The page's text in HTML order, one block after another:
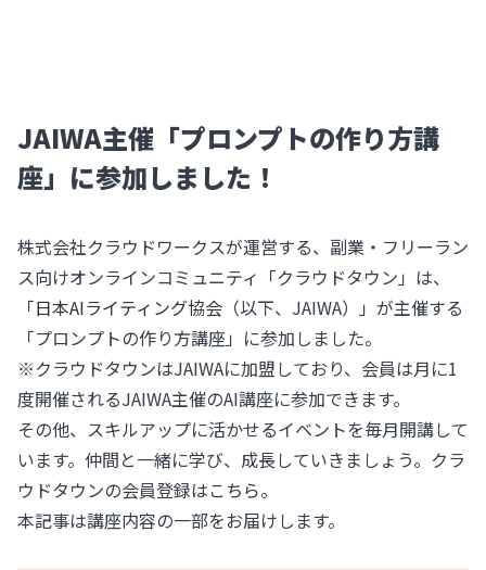
JAIWA主催「プロンプトの作り方講
座」に参加しました！
株式会社クラウドワークスが運営する、副業・フリーラン
ス向けオンラインコミュニティ「クラウドタウン」は、
「日本AIライティング協会 （以下、JAIWA）」が主催する
「プロンプトの作り方講座」に参加しました。
※クラウドタウンはJAIWAに加盟しており、会員は月に1
度開催されるJAIWA主催のAI講座に参加できます。
その他、スキルアップに活かせるイベントを毎月開講して
います。仲間と一緒に学び、成長していきましょう。クラ
ウドタウンの会員登録はこちら。
本記事は講座内容の一部をお届けします。